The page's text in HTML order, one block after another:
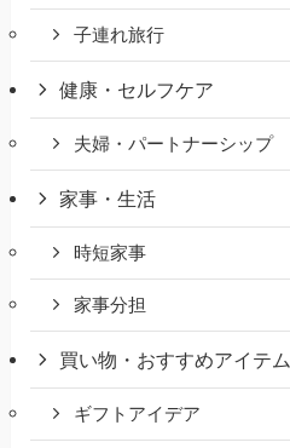
子連れ旅行
健康・セルフケア
夫婦・パートナーシップ
家事・生活
時短家事
家事分担
買い物・おすすめアイテム
ギフトアイデア